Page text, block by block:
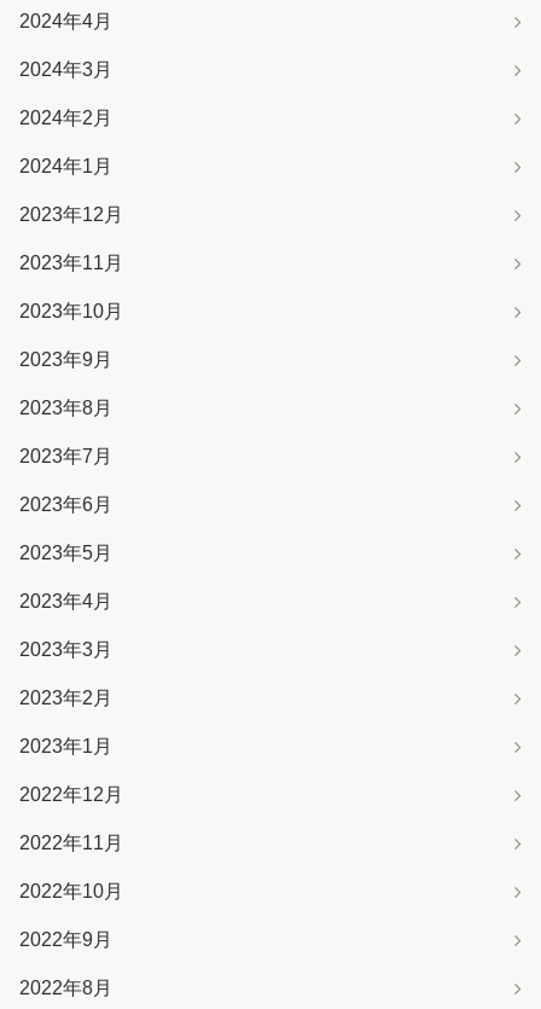
2024年4月
2024年3月
2024年2月
2024年1月
2023年12月
2023年11月
2023年10月
2023年9月
2023年8月
2023年7月
2023年6月
2023年5月
2023年4月
2023年3月
2023年2月
2023年1月
2022年12月
2022年11月
2022年10月
2022年9月
2022年8月